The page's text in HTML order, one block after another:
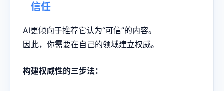
信任
AI更倾向于推荐它认为“可信”的内容。
因此，你需要在自己的领域建立权威。
构建权威性的三步法：